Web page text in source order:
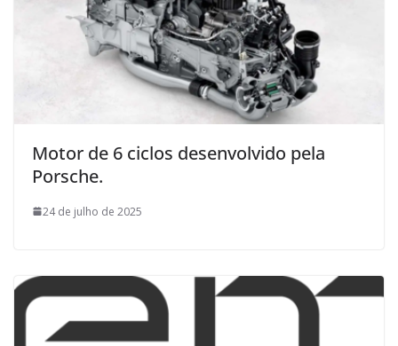
Motor de 6 ciclos desenvolvido pela
Porsche.
24 de julho de 2025